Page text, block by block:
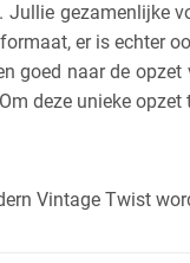
Jullie gezamenlijke
er is echter
goed naar de
deze unieke
Vintage Twist